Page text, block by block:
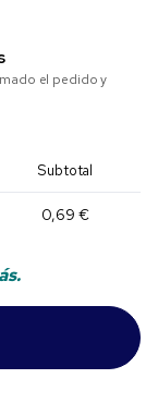
el pedido y
Subtotal
0,69 €